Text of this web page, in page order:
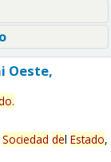
Oeste,
.
Sociedad del Estado,